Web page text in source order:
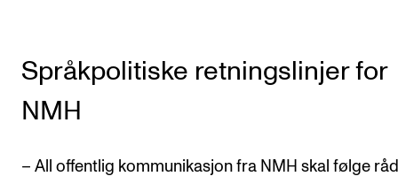
IT og digitale tjenester
Canvas
Språkpolitiske retningslinjer for
NMH
– All offentlig kommunikasjon fra NMH skal følge